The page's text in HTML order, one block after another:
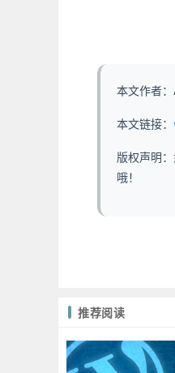
本文作者
本文链接：
版权声明
哦！
推荐阅读